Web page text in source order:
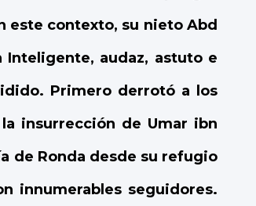
este contexto, su nieto Abd
Inteligente, audaz, astuto e
Primero derrotó a los
insurrección de Umar ibn
de Ronda desde su refugio
innumerables seguidores.